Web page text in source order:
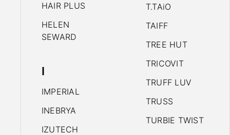
HAIR PLUS
HELEN
SEWARD
I
IMPERIAL
INEBRYA
IZUTECH
T.TAiO
TAIFF
TREE HUT
TRICOVIT
TRUFF LUV
TRUSS
TURBIE TWIST